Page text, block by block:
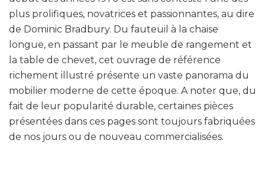
plus prolifiques, novatrices et passionnantes, au dire
de Dominic Bradbury. Du fauteuil à la chaise
longue, en passant par le meuble de rangement et
la table de chevet, cet ouvrage de référence
richement illustré présente un vaste panorama du
mobilier moderne de cette époque. A noter que, du
fait de leur popularité durable, certaines pièces
présentées dans ces pages sont toujours fabriquées
de nos jours ou de nouveau commercialisées.